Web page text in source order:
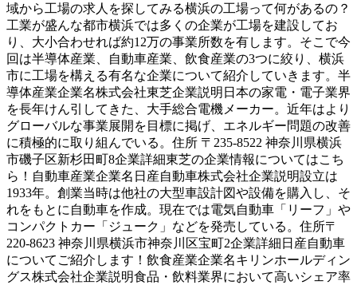
域から工場の求人を探してみる横浜の工場って何があるの？
工業が盛んな都市横浜では多くの企業が工場を建設してお
り、大小合わせれば約12万の事業所数を有します。そこで今
回は半導体産業、自動車産業、飲食産業の3つに絞り、横浜
市に工場を構える有名な企業について紹介していきます。半
導体産業企業名株式会社東芝企業説明日本の家電・電子業界
を長年けん引してきた、大手総合電機メーカー。近年はより
グローバルな事業展開を目標に掲げ、エネルギー問題の改善
に積極的に取り組んでいる。住所 〒235-8522 神奈川県横浜
市磯子区新杉田町8企業詳細東芝の企業情報についてはこち
ら！自動車産業企業名日産自動車株式会社企業説明設立は
1933年。創業当時は他社の大型車設計図や設備を購入し、そ
れをもとに自動車を作成。現在では電気自動車「リーフ」や
コンパクトカー「ジューク」などを発売している。住所〒
220-8623 神奈川県横浜市神奈川区宝町2企業詳細日産自動車
についてご紹介します！飲食産業企業名キリンホールディン
グス株式会社企業説明食品・飲料業界において高いシェア率